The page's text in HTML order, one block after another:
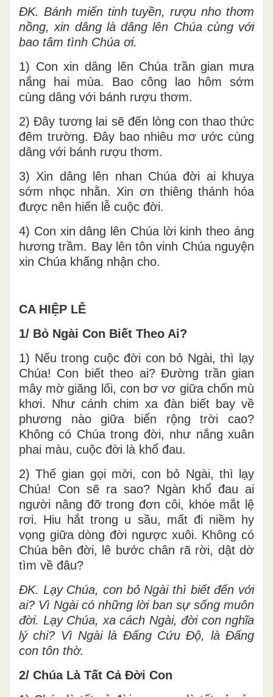
ĐK. Bánh miến tinh tuyền, rượu nho thơm
nồng, xin dâng là dâng lên Chúa cùng với
bao tâm tình Chúa ơi.
1) Con xin dâng lên Chúa trần gian mưa
nắng hai mùa. Bao công lao hôm sớm
cùng dâng với bánh rượu thơm.
2) Đây tương lai sẽ đến lòng con thao thức
đêm trường. Đây bao nhiêu mơ ước cùng
dâng với bánh rượu thơm.
3) Xin dâng lên nhan Chúa đời ai khuya
sớm nhọc nhằn. Xin ơn thiêng thánh hóa
được nên hiến lễ cuộc đời.
4) Con xin dâng lên Chúa lời kinh theo áng
hương trầm. Bay lên tôn vinh Chúa nguyện
xin Chúa khấng nhận cho.
CA HIỆP LỄ
1/ Bỏ Ngài Con Biết Theo Ai?
1) Nếu trong cuộc đời con bỏ Ngài, thì lạy
Chúa! Con biết theo ai? Đường trần gian
mây mờ giăng lối, con bơ vơ giữa chốn mù
khơi. Như cánh chim xa đàn biết bay về
phương nào giữa biển rộng trời cao?
Không có Chúa trong đời, như nắng xuân
phai màu, cuộc đời là khổ đau.
2) Thế gian gọi mời, con bỏ Ngài, thì lạy
Chúa! Con sẽ ra sao? Ngàn khổ đau ai
người nâng đỡ trong đơn côi, khóe mắt lệ
rơi. Hiu hắt trong u sầu, mất đi niềm hy
vọng giữa dòng đời ngược xuôi. Không có
Chúa bên đời, lê bước chân rã rời, dật dờ
tìm về đâu?
ĐK. Lạy Chúa, con bỏ Ngài thì biết đến với
ai? Vì Ngài có những lời ban sự sống muôn
đời. Lạy Chúa, xa cách Ngài, đời con nghĩa
lý chi? Vì Ngài là Đấng Cứu Độ, là Đấng
con tôn thờ.
2/ Chúa Là Tất Cả Đời Con